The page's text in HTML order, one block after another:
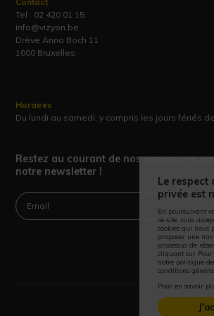
Tel : 02 420 01 15
info@vizyon.be
Drève Anna Boch 11
1000 Bruxelles
Horaires
Du lundi au samedi, y compris les jours fériés
Restez au courant de nos promos en
notre newsletter !
Le respect
privée est
En poursuivant
ce site, vous
cookies qui nous
proposer une
processus de
cliquant sur
notre politique
conditions
Pour en savoir